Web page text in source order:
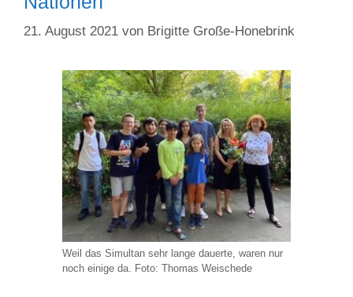
21. August 2021 von Brigitte Große-Honebrink
Weil das Simultan sehr lange dauerte, waren nur
noch einige da. Foto: Thomas Weischede